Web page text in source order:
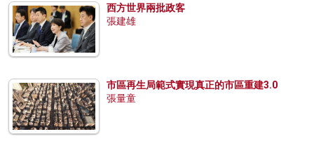
西方世界兩批政客
張建雄
市區再生局範式實現真正的市區重建3.0
張量童